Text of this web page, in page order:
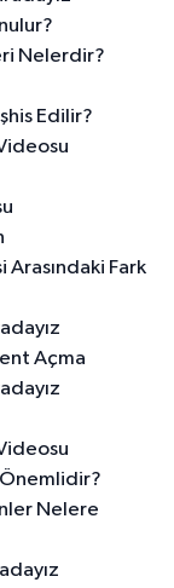
Nelerdir?
Edilir?
Fark
Açma
Nelere